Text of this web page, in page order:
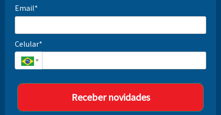
Email*
Celular*
Receber novidades